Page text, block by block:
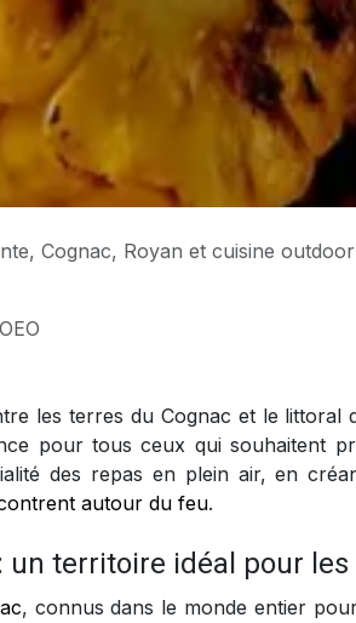
Cognac, Royan et cuisine outdoor : vivre
les terres du Cognac et le littoral
pour tous ceux qui souhaitent
des repas en plein air, en
autour du feu.
un territoire idéal pour
, connus dans le monde entier